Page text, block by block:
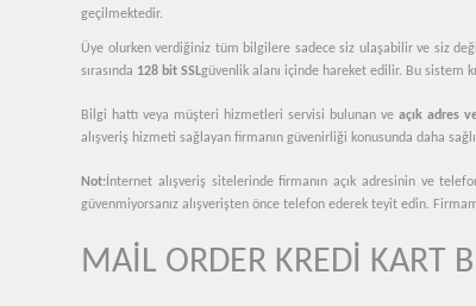
geçilmektedir.
Üye olurken verdiğiniz tüm bilgilere sadece siz ulaşabilir ve siz
sırasında 128 bit SSLgüvenlik alanı içinde hareket edilir. Bu sistem
Bilgi hattı veya müşteri hizmetleri servisi bulunan ve açık adres
alışveriş hizmeti sağlayan firmanın güvenirliği konusunda daha
Not: İnternet alışveriş sitelerinde firmanın açık adresinin ve
güvenmiyorsanız alışverişten önce telefon ederek teyit edin.
MAİL ORDER KREDİ KART